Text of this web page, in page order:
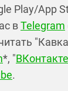
Play/App
вTelegram
*, "ВКонтакте
.